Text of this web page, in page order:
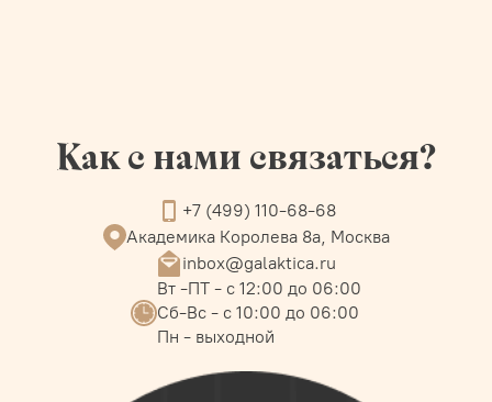
Как с нами связаться?
+7 (499) 110-68-68
Академика Королева 8а, Москва
inbox@galaktica.ru
Вт -ПТ - с 12:00 до 06:00
Сб-Вс - с 10:00 до 06:00
Пн - выходной